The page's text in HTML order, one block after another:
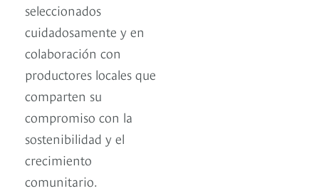
seleccionados
cuidadosamente y en
colaboración con
productores locales que
comparten su
compromiso con la
sostenibilidad y el
crecimiento
comunitario.